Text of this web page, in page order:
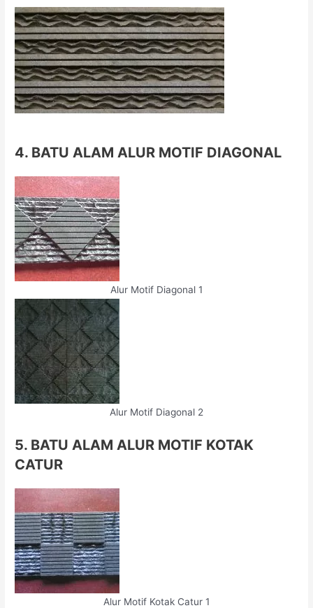
4. BATU ALAM ALUR MOTIF DIAGONAL
Alur Motif Diagonal 1
Alur Motif Diagonal 2
5. BATU ALAM ALUR MOTIF KOTAK
CATUR
Alur Motif Kotak Catur 1